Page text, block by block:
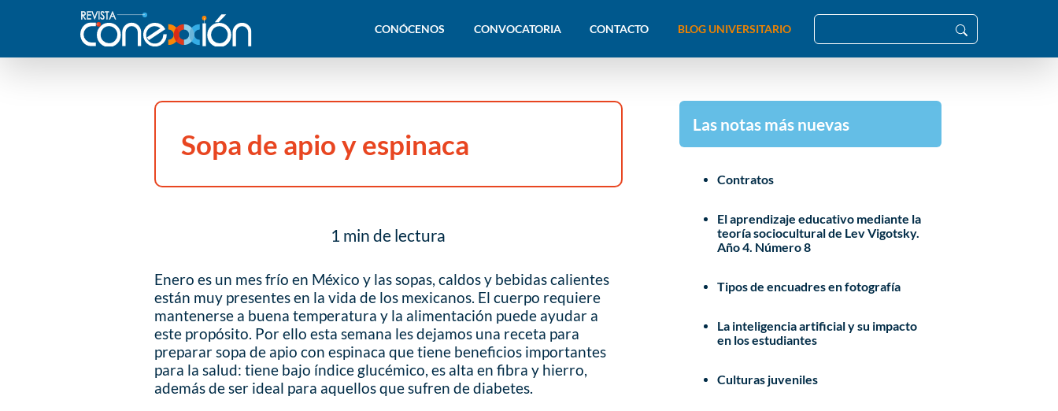
CONÓCENOS CONVOCATORIA CONTACTO BLOG UNIVERSITARIO
Sopa de apio y espinaca
1 min de lectura
Enero es un mes frío en México y las sopas, caldos y bebidas calientes
están muy presentes en la vida de los mexicanos. El cuerpo requiere
mantenerse a buena temperatura y la alimentación puede ayudar a
este propósito. Por ello esta semana les dejamos una receta para
preparar sopa de apio con espinaca que tiene beneficios importantes
para la salud: tiene bajo índice glucémico, es alta en fibra y hierro,
además de ser ideal para aquellos que sufren de diabetes.
Las notas más nuevas
Contratos
El aprendizaje educativo mediante la
teoría sociocultural de Lev Vigotsky.
Año 4. Número 8
Tipos de encuadres en fotografía
La inteligencia artificial y su impacto
en los estudiantes
Culturas juveniles